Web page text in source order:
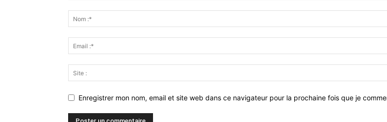
Enregistrer mon nom, email et site web dans ce navigateur pour la prochaine fois que je